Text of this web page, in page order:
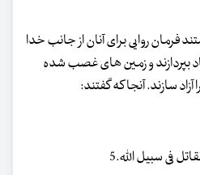
فرمان روایی برای آنان از جانب خدا
بپردازند و زمین های غصب شده
آزاد سازند. آنجا که گفتند:
فی سبیل الله.5